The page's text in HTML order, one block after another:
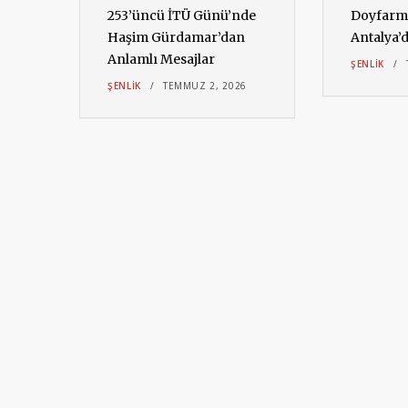
253’üncü İTÜ Günü’nde
Haşim Gürdamar’dan
Anlamlı Mesajlar
ŞENLIK TEMMUZ 2, 2026
ŞENLIK